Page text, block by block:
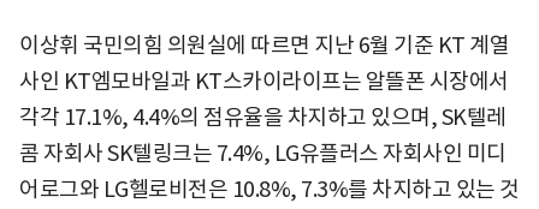
이상휘 국민의힘 의원실에 따르면 지난 6월 기준 KT 계열
사인 KT엠모바일과 KT스카이라이프는 알뜰폰 시장에서
각각 17.1%, 4.4%의 점유율을 차지하고 있으며, SK텔레
콤 자회사 SK텔링크는 7.4%, LG유플러스 자회사인 미디
어로그와 LG헬로비전은 10.8%, 7.3%를 차지하고 있는 것